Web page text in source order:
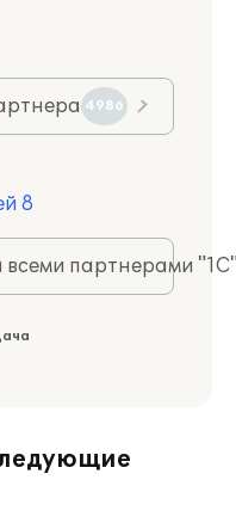
4986
8
всеми партнерами